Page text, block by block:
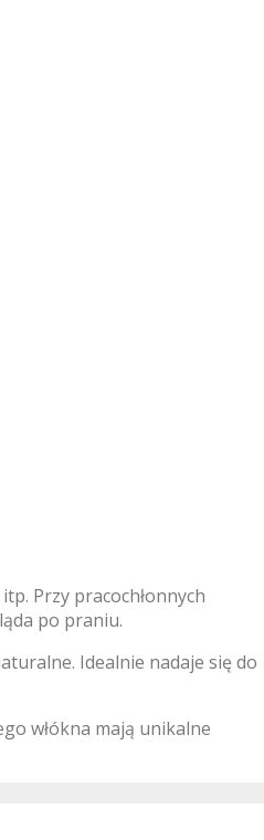
Przy pracochłonnych
po praniu.
Idealnie nadaje się do
włókna mają unikalne